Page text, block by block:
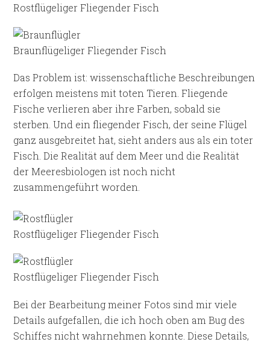
Rostflügeliger Fliegender Fisch
Braunflügeliger Fliegender Fisch
Das Problem ist: wissenschaftliche Beschreibungen
erfolgen meistens mit toten Tieren. Fliegende
Fische verlieren aber ihre Farben, sobald sie
sterben. Und ein fliegender Fisch, der seine Flügel
ganz ausgebreitet hat, sieht anders aus als ein toter
Fisch. Die Realität auf dem Meer und die Realität
der Meeresbiologen ist noch nicht
zusammengeführt worden.
Rostflügeliger Fliegender Fisch
Rostflügeliger Fliegender Fisch
Bei der Bearbeitung meiner Fotos sind mir viele
Details aufgefallen, die ich hoch oben am Bug des
Schiffes nicht wahrnehmen konnte. Diese Details,